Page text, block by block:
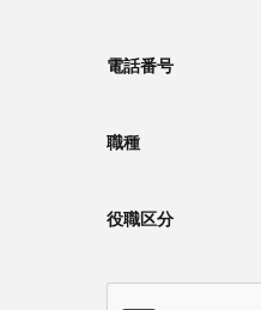
電話番号
職種
役職区分